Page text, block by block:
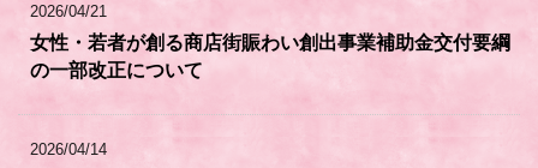
2026/04/21
女性・若者が創る商店街賑わい創出事業補助金交付要綱
の一部改正について
2026/04/14